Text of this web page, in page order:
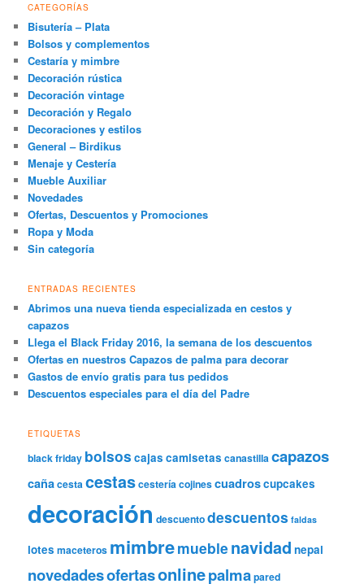
CATEGORÍAS
Bisutería – Plata
Bolsos y complementos
Cestaría y mimbre
Decoración rústica
Decoración vintage
Decoración y Regalo
Decoraciones y estilos
General – Birdikus
Menaje y Cestería
Mueble Auxiliar
Novedades
Ofertas, Descuentos y Promociones
Ropa y Moda
Sin categoría
ENTRADAS RECIENTES
Abrimos una nueva tienda especializada en cestos y
capazos
Llega el Black Friday 2016, la semana de los descuentos
Ofertas en nuestros Capazos de palma para decorar
Gastos de envío gratis para tus pedidos
Descuentos especiales para el día del Padre
ETIQUETAS
black friday bolsos cajas camisetas canastillacapazos
cañacestacestascesteríacojinescuadroscupcakes
decoración descuentodescuentos faldas
lotes maceteros mimbremueblenavidad nepal
novedadesofertasonlinepalmapared